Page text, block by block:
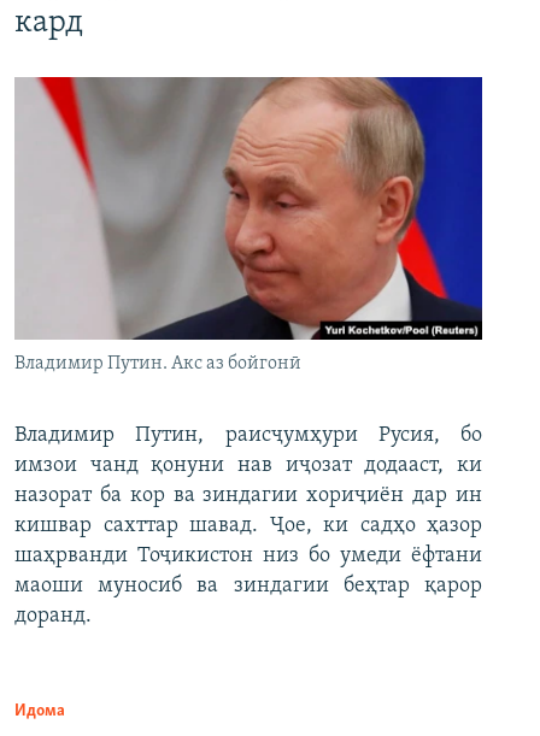
кард
Владимир Путин. Акс аз бойгонӣ
Владимир Путин, раисҷумҳури Русия, бо
имзои чанд қонуни нав иҷозат додааст, ки
назорат ба кор ва зиндагии хориҷиён дар ин
кишвар сахттар шавад. Ҷое, ки садҳо ҳазор
шаҳрванди Тоҷикистон низ бо умеди ёфтани
маоши муносиб ва зиндагии беҳтар қарор
доранд.
Идома